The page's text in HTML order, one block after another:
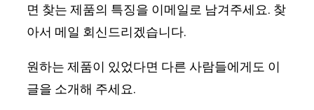
면 찾는 제품의 특징을 이메일로 남겨주세요. 찾
아서 메일 회신드리겠습니다.
원하는 제품이 있었다면 다른 사람들에게도 이
글을 소개해 주세요.